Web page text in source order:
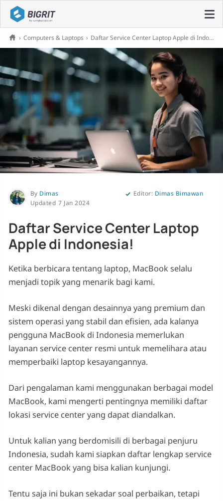
› Computers & Laptops › Daftar Service Center Laptop Apple di Indonesia!
By Dimas
7 Jan 2024
Editor: Dimas Bimawan
Daftar Service Center Laptop
Apple di Indonesia!
Ketika berbicara tentang laptop, MacBook selalu
menjadi topik yang menarik bagi kami.
Meski dikenal dengan desainnya yang premium dan
sistem operasi yang stabil dan efisien, ada kalanya
pengguna MacBook di Indonesia memerlukan
layanan service center resmi untuk memelihara atau
memperbaiki laptop kesayangannya.
Dari pengalaman kami menggunakan berbagai model
MacBook, kami mengerti pentingnya memiliki daftar
lokasi service center yang dapat diandalkan.
Untuk kalian yang berdomisili di berbagai penjuru
Indonesia, sudah kami siapkan daftar lengkap service
center MacBook yang bisa kalian kunjungi.
Tentu saja ini bukan sekadar soal perbaikan, tetapi